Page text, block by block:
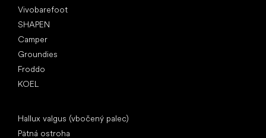
Vivobarefoot
SHAPEN
Camper
Groundies
Froddo
KOEL
Hallux valgus (vbočený palec)
Pätná ostroha